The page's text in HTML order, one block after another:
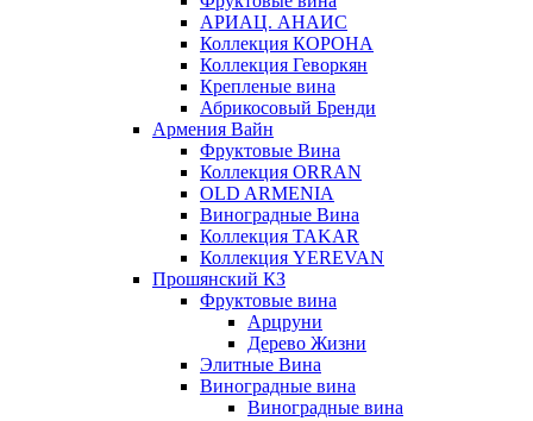
АРИАЦ. АНАИС
Коллекция КОРОНА
Коллекция Геворкян
Крепленые вина
Абрикосовый Бренди
Армения Вайн
Фруктовые Вина
Коллекция ORRAN
OLD ARMENIA
Виноградные Вина
Коллекция TAKAR
Коллекция YEREVAN
Прошянский КЗ
Фруктовые вина
Арцруни
Дерево Жизни
Элитные Вина
Виноградные вина
Виноградные вина